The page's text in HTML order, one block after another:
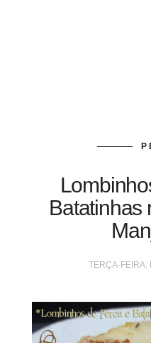
Batatinhas
TERÇA-FEIRA,